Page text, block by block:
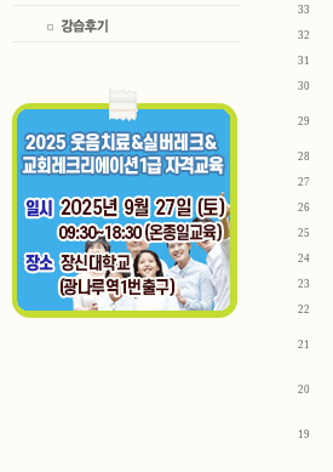
33
32
31
30
29
28
27
26
25
24
23
22
21
20
19